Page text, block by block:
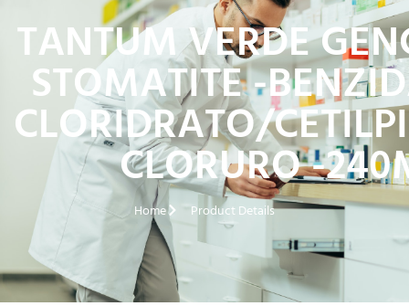
TANTUM VERDE
STOMATITE -
CLORIDRATO/
CLORURO -
Home Product Details